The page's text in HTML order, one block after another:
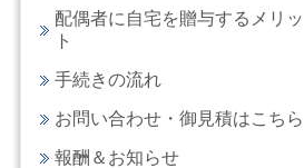
配偶者に自宅を贈与するメリッ
ト
手続きの流れ
お問い合わせ・御見積はこちら
報酬＆お知らせ